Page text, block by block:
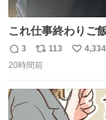
これ仕事終わりご
😭
返
信
3
リ
ポ
ト
数
113
い
数
4,334
20時間前